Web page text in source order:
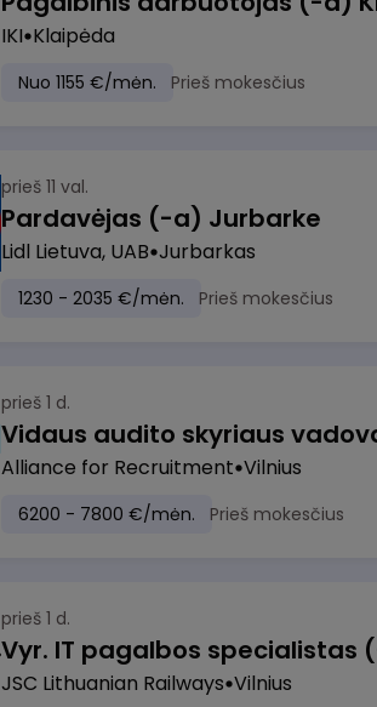
IKI Klaipėda
Nuo 1155 €/mėn. Prieš mokesčius
prieš 11 val.
Pardavėjas (-a) Jurbarke
Lidl Lietuva, UAB Jurbarkas
1230 - 2035 €/mėn. Prieš mokesčius
prieš 1 d.
Vidaus audito skyriaus
Alliance for Recruitment Vilnius
6200 - 7800 €/mėn. Prieš mokesčius
prieš 1 d.
Vyr. IT pagalbos specialistas
JSC Lithuanian Railways Vilnius